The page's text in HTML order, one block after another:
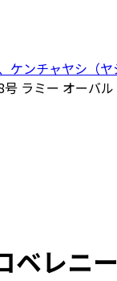
ンチャヤシ（ヤ
ラミー オーバ
ベレニ